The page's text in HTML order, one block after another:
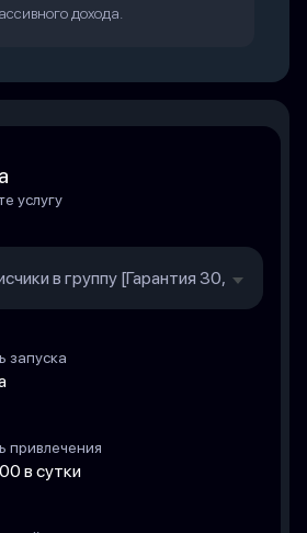
дохода.
услугу
в группу [Гарантия 30, Мир,
запуска
привлечения
в сутки